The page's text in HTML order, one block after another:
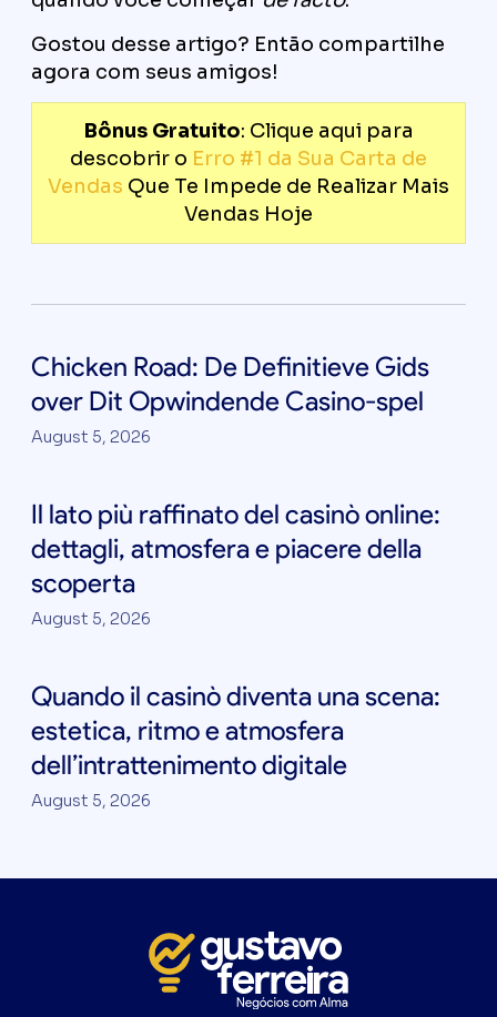
Gostou desse artigo? Então compartilhe
agora com seus amigos!
Bônus Gratuito: Clique aqui para
descobrir o Erro #1 da Sua Carta de
Vendas Que Te Impede de Realizar Mais
Vendas Hoje
Chicken Road: De Definitieve Gids
over Dit Opwindende Casino-spel
August 5, 2026
Il lato più raffinato del casinò online:
dettagli, atmosfera e piacere della
scoperta
August 5, 2026
Quando il casinò diventa una scena:
estetica, ritmo e atmosfera
dell’intrattenimento digitale
August 5, 2026